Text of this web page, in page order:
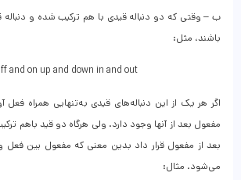
ب – وقتی که دو دنباله قیدی با هم ترکیب شده و
باشند، مثل:
and on up and down in and out
اگر هر یک از این دنباله‌های قیدی به‌تنهایی همراه فعل
مفعول بعد از آنها وجود دارد. ولی هرگاه دو قید باهم
بعد از مفعول قرار داد بدین معنی که مفعول بین فعل و
می‌شود. مثال: